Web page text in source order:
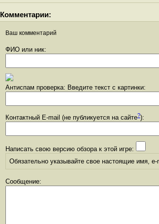
Комментарии:
Ваш комментарий
ФИО или ник:
Антиспам проверка: Введите текст с картинки:
Контактный E-mail (не публикуется на сайте?):
Написать свою версию обзора к этой игре:
Обязательно указывайте свое настоящие имя,
Сообщение: